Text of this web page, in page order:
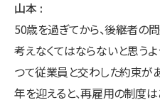
山本
50歳を過ぎてから、後継者の
考えなくてはならないと思う
つて従業員と交わした約束が
年を迎えると、再雇用の制度